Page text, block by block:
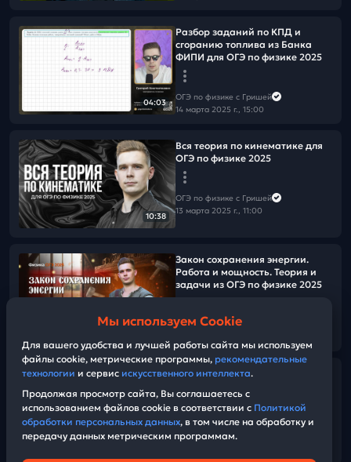
04:03
Разбор заданий по КПД и
сгоранию топлива из Банка
ФИПИ для ОГЭ по физике 2025
ОГЭ по физике с Гришей
14 марта 2025 г., 15:00
10:38
Вся теория по кинематике для
ОГЭ по физике 2025
ОГЭ по физике с Гришей
13 марта 2025 г., 11:00
01:04:33
Закон сохранения энергии.
Работа и мощность. Теория и
задачи из ОГЭ по физике 2025
ОГЭ по физике с Гришей
03:30
Разбор заданий по
для ОГЭ по физике 2025
ОГЭ по физике с Гришей
Мы используем Cookie
Для вашего удобства и лучшей работы сайта мы используем
файлы cookie, метрические программы, рекомендательные
технологии и сервис искусственного интеллекта.
Продолжая просмотр сайта, Вы соглашаетесь с
использованием файлов cookie в соответствии с Политикой
обработки персональных данных, в том числе на обработку и
передачу данных метрическим программам.